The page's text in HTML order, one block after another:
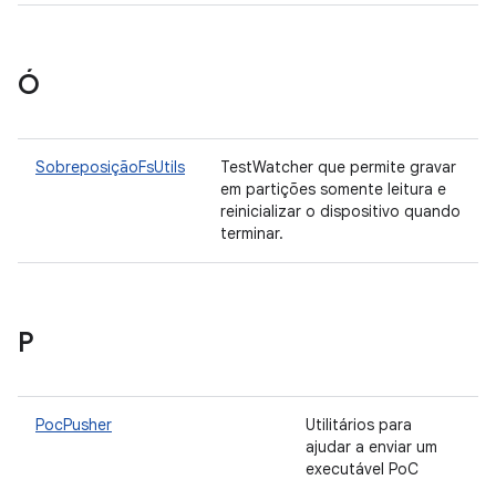
Ó
SobreposiçãoFsUtils
TestWatcher que permite gravar
em partições somente leitura e
reinicializar o dispositivo quando
terminar.
P
PocPusher
Utilitários para
ajudar a enviar um
executável PoC